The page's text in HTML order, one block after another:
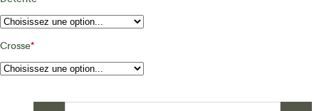
Crosse